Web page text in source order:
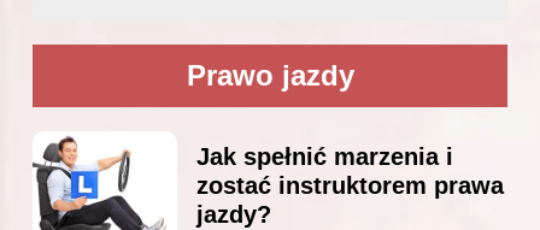
Prawo jazdy
Jak spełnić marzenia i
zostać instruktorem prawa
jazdy?